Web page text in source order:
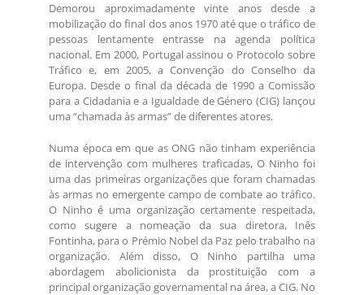
Demorou aproximadamente vinte anos desde a
mobilização do final dos anos 1970 até que o tráfico de
pessoas lentamente entrasse na agenda política
nacional. Em 2000, Portugal assinou o Protocolo sobre
Tráfico e, em 2005, a Convenção do Conselho da
Europa. Desde o final da década de 1990 a Comissão
para a Cidadania e a Igualdade de Género (CIG) lançou
uma “chamada às armas” de diferentes atores.
Numa época em que as ONG não tinham experiência
de intervenção com mulheres traficadas, O Ninho foi
uma das primeiras organizações que foram chamadas
às armas no emergente campo de combate ao tráfico.
O Ninho é uma organização certamente respeitada,
como sugere a nomeação da sua diretora, Inês
Fontinha, para o Prémio Nobel da Paz pelo trabalho na
organização. Além disso, O Ninho partilha uma
abordagem abolicionista da prostituição com a
principal organização governamental na área, a CIG. No